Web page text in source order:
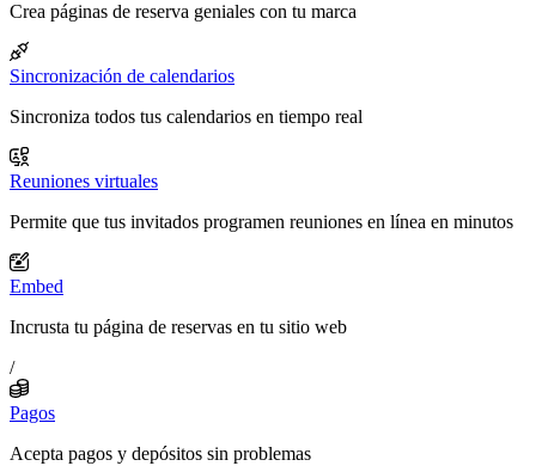
Crea páginas de reserva geniales con tu marca
Sincronización de calendarios
Sincroniza todos tus calendarios en tiempo real
Reuniones virtuales
Permite que tus invitados programen reuniones en línea en minutos
Embed
Incrusta tu página de reservas en tu sitio web
/
Pagos
Acepta pagos y depósitos sin problemas